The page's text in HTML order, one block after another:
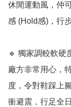
休閒運動風，仲
感 (Hold感)，行
🔹 獨家調較軟硬
廠方非常用心，
度，令對鞋踩上
衝避震，行足全